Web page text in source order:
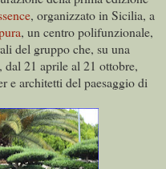
, organizzato in Sicilia, a
, un centro polifunzionale,
del gruppo che, su una
dal 21 aprile al 21 ottobre,
e architetti del paesaggio di